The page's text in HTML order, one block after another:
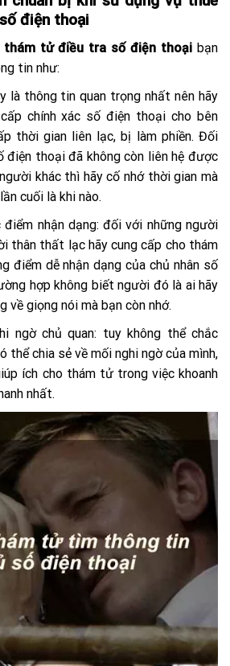
điện thoại
thám tử điều tra số điện thoạibạn
tin như:
là thông tin quan trọng nhất nên hãy
chính xác số điện thoại cho bên
thời gian liên lạc, bị làm phiền. Đối
điện thoại đã không còn liên hệ được
khác thì hãy cố nhớ thời gian mà
cuối là khi nào.
nhận dạng: đối với những người
thân thất lạc hãy cung cấp cho thám
điểm dễ nhận dạng của chủ nhân số
hợp không biết người đó là ai hãy
về giọng nói mà bạn còn nhớ.
ngờ chủ quan: tuy không thể chắc
thể chia sẻ về mối nghi ngờ của mình,
ích cho thám tử trong việc khoanh
nhất.